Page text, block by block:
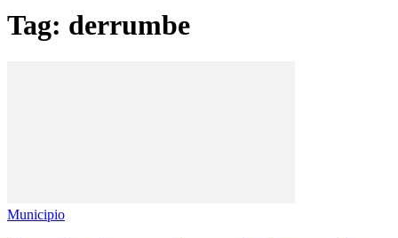
Tag: derrumbe
Municipio